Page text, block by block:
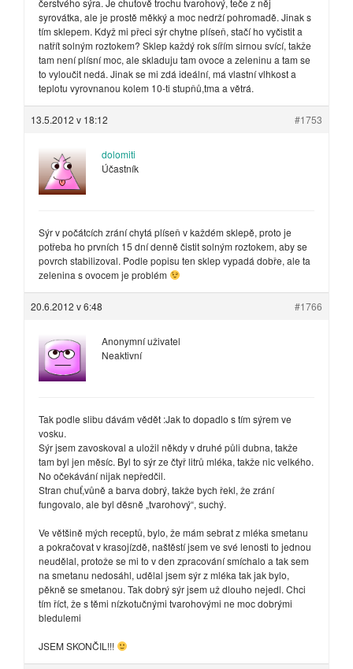
syrovátka, ale je prostě měkký a moc nedrží pohromadě. Jinak s
tím sklepem. Když mi přeci sýr chytne plíseň, stačí ho vyčistit a
natřít solným roztokem? Sklep každý rok sířím sirnou svící, takže
tam není plísní moc, ale skladuju tam ovoce a zeleninu a tam se
to vyloučit nedá. Jinak se mi zdá ideální, má vlastní vlhkost a
teplotu vyrovnanou kolem 10-ti stupňů,tma a větrá.
13.5.2012 v 18:12 #1753
dolomiti
Účastník
Sýr v počátcích zrání chytá plíseň v každém sklepě, proto je
potřeba ho prvních 15 dní denně čistit solným roztokem, aby se
povrch stabilizoval. Podle popisu ten sklep vypadá dobře, ale ta
zelenina s ovocem je problém
20.6.2012 v 6:48 #1766
Anonymní uživatel
Neaktivní
Tak podle slibu dávám vědět :Jak to dopadlo s tím sýrem ve
vosku.
Sýr jsem zavoskoval a uložil někdy v druhé půli dubna, takže
tam byl jen měsíc. Byl to sýr ze čtyř litrů mléka, takže nic velkého.
No očekávání nijak nepředčil.
Stran chuť,vůně a barva dobrý, takže bych řekl, že zrání
fungovalo, ale byl děsně „tvarohový“, suchý.
Ve většině mých receptů, bylo, že mám sebrat z mléka smetanu
a pokračovat v krasojízdě, naštěstí jsem ve své lenosti to jednou
neudělal, protože se mi to v den zpracování smíchalo a tak sem
na smetanu nedosáhl, udělal jsem sýr z mléka tak jak bylo,
pěkně se smetanou. Tak dobrý sýr jsem už dlouho nejedl. Chci
tím říct, že s těmi nízkotučnými tvarohovými ne moc dobrými
bledulemi
JSEM SKONČIL!!!